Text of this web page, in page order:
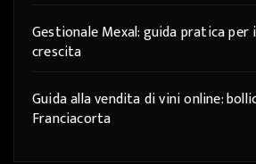
Gestionale Mexal: guida pratica per
crescita
Guida alla vendita di vini online:
Franciacorta